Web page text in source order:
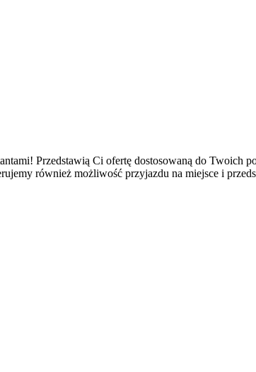
Przedstawią Ci ofertę dostosowaną do Twoich
również możliwość przyjazdu na miejsce i